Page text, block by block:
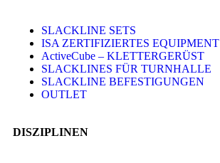
SLACKLINE SETS
ISA ZERTIFIZIERTES EQUIPMENT
ActiveCube – KLETTERGERÜST
SLACKLINES FÜR TURNHALLE
SLACKLINE BEFESTIGUNGEN
OUTLET
DISZIPLINEN